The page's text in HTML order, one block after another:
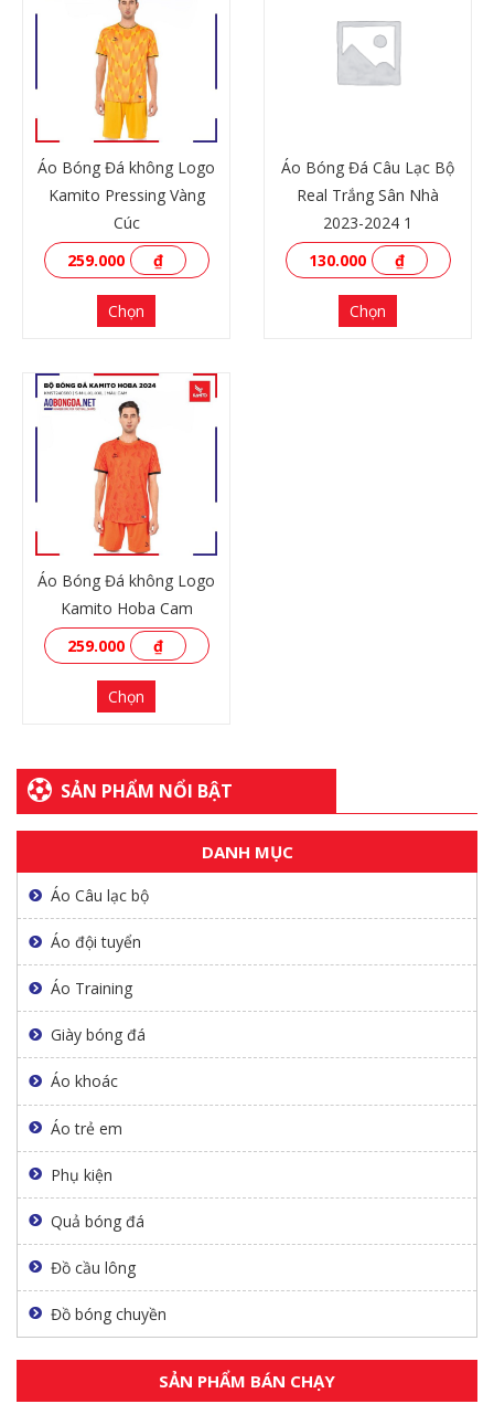
XEM THÊM
Áo Bóng Đá không Logo
Kamito Pressing Vàng
Cúc
259.000
₫
Chọn
Áo Bóng Đá Câu Lạc Bộ
Real Trắng Sân Nhà
2023-2024 1
130.000
₫
Chọn
XEM THÊM
Áo Bóng Đá không Logo
Kamito Hoba Cam
259.000
₫
Chọn
SẢN PHẨM NỔI BẬT
DANH MỤC
Áo Câu lạc bộ
Áo đội tuyển
Áo Training
Giày bóng đá
Áo khoác
Áo trẻ em
Phụ kiện
Quả bóng đá
Đồ cầu lông
Đồ bóng chuyền
SẢN PHẨM BÁN CHẠY